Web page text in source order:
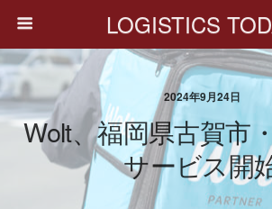
LOGISTICS
2024年9月24日
Wolt、福岡県古賀市
サービス開